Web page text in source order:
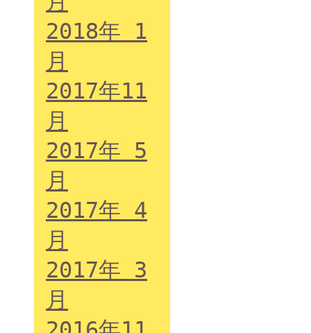
2018年 1
月
2017年11
月
2017年 5
月
2017年 4
月
2017年 3
月